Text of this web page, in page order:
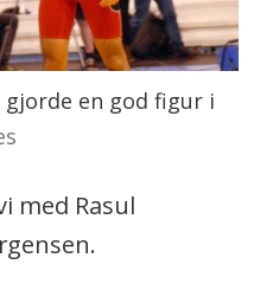
gjorde en god figur i
med Rasul